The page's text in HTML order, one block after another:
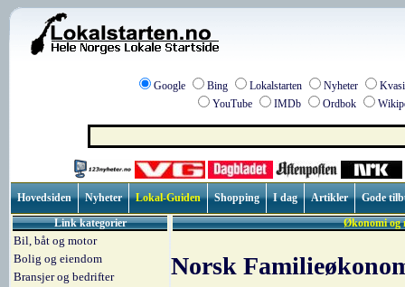
Google Bing Lokalstarten Nyheter
YouTube
IMDb Ordbok
Hovedsiden Nyheter Lokal-Guiden Shopping I dag Artikler
Gode
Link kategorier
Bil, båt og motor
Bolig og eiendom
Bransjer og bedrifter
Økonomi og
Norsk